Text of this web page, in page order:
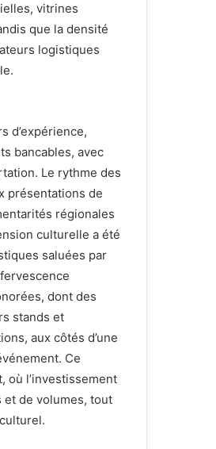
vitrines
que la densité
logistiques
d’expérience,
bancables, avec
Le rythme des
présentations de
régionales
culturelle a été
saluées par
dont des
stands et
aux côtés d’une
Ce
où l’investissement
et de volumes, tout